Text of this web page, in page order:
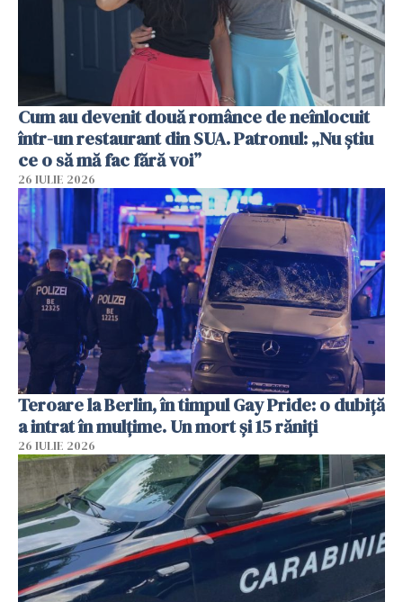
Cum au devenit două românce de neînlocuit
într-un restaurant din SUA. Patronul: „Nu știu
ce o să mă fac fără voi”
26 IULIE 2026
Teroare la Berlin, în timpul Gay Pride: o dubiță
a intrat în mulțime. Un mort și 15 răniți
26 IULIE 2026